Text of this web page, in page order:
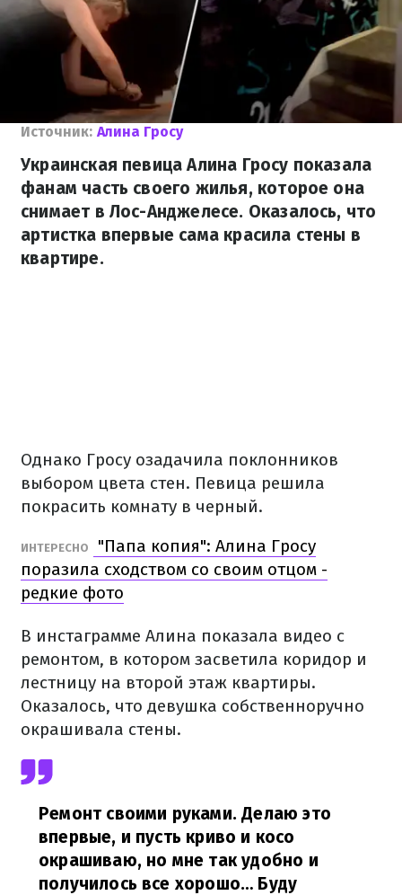
Источник: Алина Гросу
Украинская певица Алина Гросу показала
фанам часть своего жилья, которое она
снимает в Лос-Анджелесе. Оказалось, что
артистка впервые сама красила стены в
квартире.
Однако Гросу озадачила поклонников
выбором цвета стен. Певица решила
покрасить комнату в черный.
ИНТЕРЕСНО
"Папа копия": Алина Гросу
поразила сходством со своим отцом -
редкие фото
В инстаграмме Алина показала видео с
ремонтом, в котором засветила коридор и
лестницу на второй этаж квартиры.
Оказалось, что девушка собственноручно
окрашивала стены.
Ремонт своими руками. Делаю это
впервые, и пусть криво и косо
окрашиваю, но мне так удобно и
получилось все хорошо… Буду